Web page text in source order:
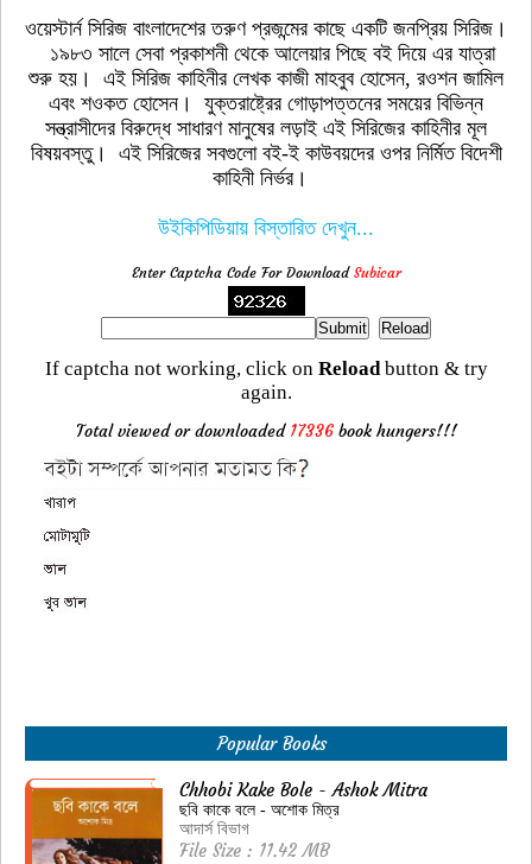
ওয়েস্টার্ন সিরিজ বাংলাদেশের তরুণ প্রজন্মের কাছে একটি জনপ্রিয় সিরিজ।
১৯৮৩ সালে সেবা প্রকাশনী থেকে আলেয়ার পিছে বই দিয়ে এর যাত্রা
শুরু হয়। এই সিরিজ কাহিনীর লেখক কাজী মাহবুব হোসেন, রওশন জামিল
এবং শওকত হোসেন। যুক্তরাষ্ট্রের গোড়াপত্তনের সময়ের বিভিন্ন
সন্ত্রাসীদের বিরুদ্ধে সাধারণ মানুষের লড়াই এই সিরিজের কাহিনীর মূল
বিষয়বস্তু। এই সিরিজের সবগুলো বই-ই কাউবয়দের ওপর নির্মিত বিদেশী
কাহিনী নির্ভর।
উইকিপিডিয়ায় বিস্তারিত দেখুন...
Enter Captcha Code For Download Subicar
If captcha not working, click on Reloadbutton & try
again.
Total viewed or downloaded 17336book hungers!!!
Popular Books
Chhobi Kake Bole - Ashok Mitra
ছবি কাকে বলে - অশোক মিত্র
আদার্স বিভাগ
File Size : 11.42 MB